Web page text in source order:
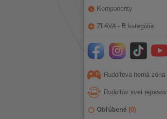
Komponenty
ZĽAVA - B kategórie
Rudolfova herná zóna
Rudolfov svet repasov
Obľúbené (0)